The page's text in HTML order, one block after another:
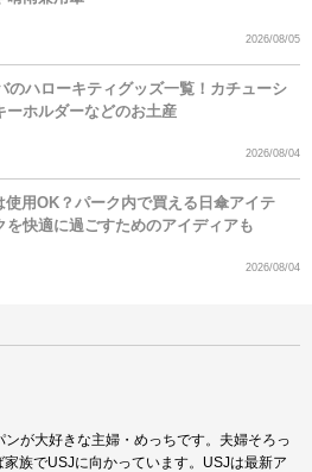
2026/08/05
のハローキティグッズ一覧！カチューシ
ーホルダーなどのお土産
2026/08/04
使用OK？パーク内で買える日傘アイテ
を快適に過ごすためのアイディアも
2026/08/04
が大好きな主婦・めっちです。夫婦そろっ
族でUSJに向かっています。USJは最新ア